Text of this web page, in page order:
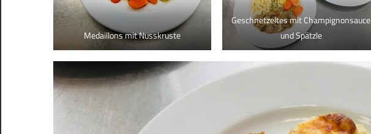
Medaillons mit Nusskruste
Geschnetzeltes mit Champignonsauce
und Spätzle